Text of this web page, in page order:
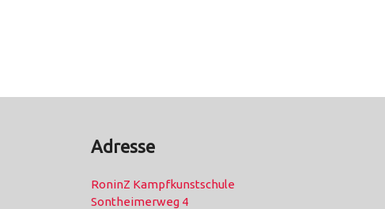
Adresse
RoninZ Kampfkunstschule
Sontheimerweg 4